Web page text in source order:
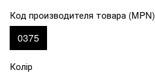
Код производителя товара (MPN)
0375
Колір